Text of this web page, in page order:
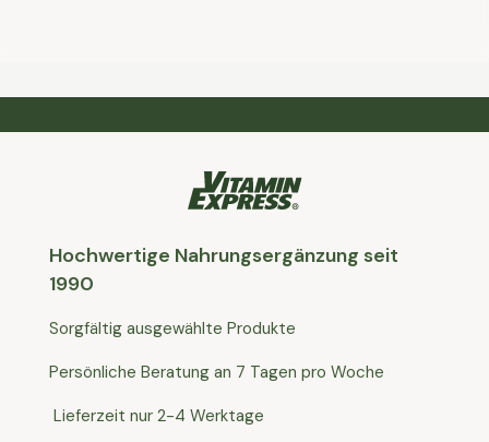
Hochwertige Nahrungsergänzung seit
1990
Sorgfältig ausgewählte Produkte
Persönliche Beratung an 7 Tagen pro Woche
Lieferzeit nur 2-4 Werktage